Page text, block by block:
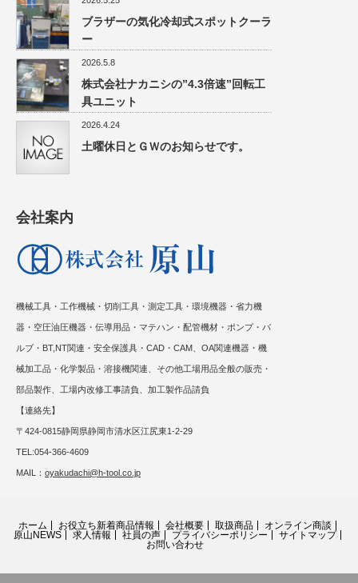
ブラザーの気化冷却式スポットクーラ
ー
2026.5.8
株式会社ナカニシの”4.3倍速”回転工
具ユニット
2026.4.24
土曜休日とＧＷのお知らせです。
会社案内
機械工具・工作機械・切削工具・測定工具・環境機器・省力機
器・空圧油圧機器・伝導用品・マテハン・配管機材・ポンプ・バ
ルブ・BT,NT関連・安全保護具・CAD・CAM、OA関連機器・機
械加工品・化学製品・溶接機関連、その他工場用品全般の販売・
部品製作、工場内改修工事請負、加工製作品請負
【連絡先】
〒424-0815静岡県静岡市清水区江尻東1-2-29
TEL:054-366-4609
MAIL： oyakudachi@h-tool.co.jp
ホーム お役立ち新着商品情報 会社概要 取扱商品
オンライン商談
原山NEWS
求人情報 社員の声 プライバシーポリシー
サイトマップ
お問い合わせ